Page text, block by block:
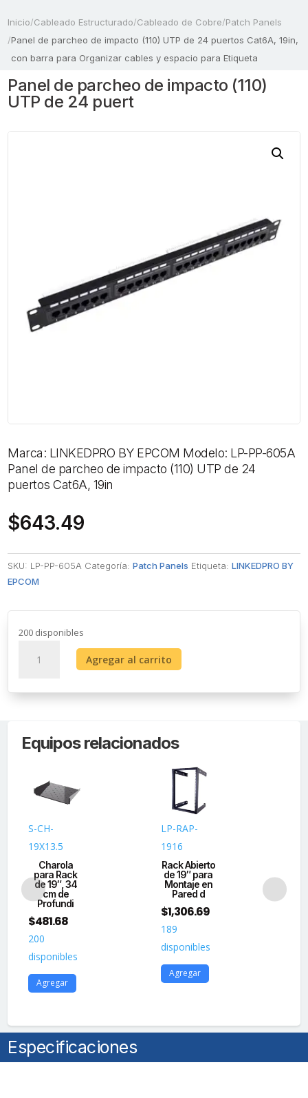
Inicio/Cableado Estructurado/Cableado de Cobre/Patch Panels
/Panel de parcheo de impacto (110) UTP de 24 puertos Cat6A, 19in,
con barra para Organizar cables y espacio para Etiqueta
Panel de parcheo de impacto (110)
UTP de 24 puert
Marca: LINKEDPRO BY EPCOM Modelo: LP-PP-605A
Panel de parcheo de impacto (110) UTP de 24
puertos Cat6A, 19in
$643.49
SKU: LP-PP-605A Categoría:Patch Panels Etiqueta:LINKEDPRO BY
EPCOM
200 disponibles
de
UTP
puertos
barra
Organizar
cables
espacio
Etiqueta
cantidad
Agregar al carrito
Equipos relacionados
S-CH-
19X13.5
Charola
para Rack
de 19″, 34
cm de
Profundi
$481.68
200
disponibles
Agregar
LP-RAP-
1916
Rack Abierto
de 19″ para
Montaje en
Pared d
$1,306.69
189
disponibles
Agregar
Especificaciones